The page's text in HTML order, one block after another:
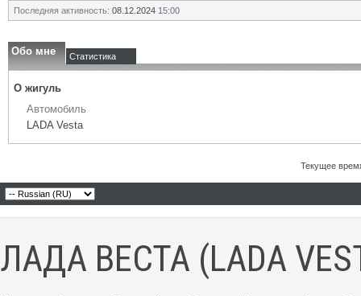
Последняя активность: 08.12.2024 15:00
Обо мне Статистика
О жигуль
Автомобиль
LADA Vesta
Текущее
ЛАДА ВЕСТА (LADA